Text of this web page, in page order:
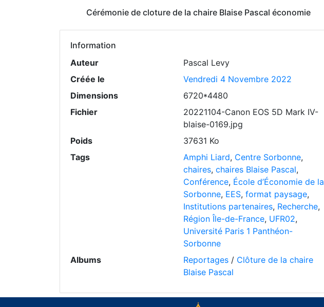
Cérémonie de cloture de la chaire Blaise Pascal économie
Information
Auteur
Pascal Levy
Créée le
Vendredi 4 Novembre 2022
Dimensions
6720*4480
Fichier
20221104-Canon EOS 5D Mark IV-
blaise-0169.jpg
Poids
37631 Ko
Tags
Amphi Liard, Centre Sorbonne,
chaires, chaires Blaise Pascal,
Conférence, École d’Économie de la
Sorbonne, EES, format paysage,
Institutions partenaires, Recherche,
Région Île-de-France, UFR02,
Université Paris 1 Panthéon-
Sorbonne
Albums
Reportages / Clôture de la chaire
Blaise Pascal